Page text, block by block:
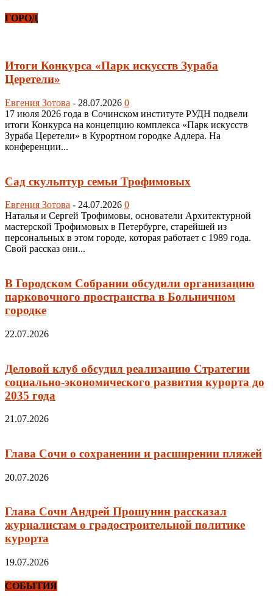
ГОРОД
Итоги Конкурса «Парк искусств Зураба
Церетели»
Евгения Зотова - 28.07.2026 0
17 июля 2026 года в Сочинском институте РУДН подвели
итоги Конкурса на концепцию комплекса «Парк искусств
Зураба Церетели» в Курортном городке Адлера. На
конференции...
Сад скульптур семьи Трофимовых
Евгения Зотова - 24.07.2026 0
Наталья и Сергей Трофимовы, основатели Архитектурной
мастерской Трофимовых в Петербурге, старейшей из
персональных в этом городе, которая работает с 1989 года.
Свой рассказ они...
В Городском Собрании обсудили организацию
парковочного пространства в Больничном
городке
22.07.2026
Деловой клуб обсудил реализацию Стратегии
социально-экономического развития курорта до
2035 года
21.07.2026
Глава Сочи о сохранении и расширении пляжей
20.07.2026
Глава Сочи Андрей Прошунин рассказал
журналистам о градостроительной политике
курорта
19.07.2026
СОБЫТИЯ